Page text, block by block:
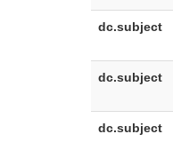
dc.subject
dc.subject
dc.subject